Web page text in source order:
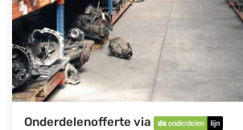
Onderdelenofferte via